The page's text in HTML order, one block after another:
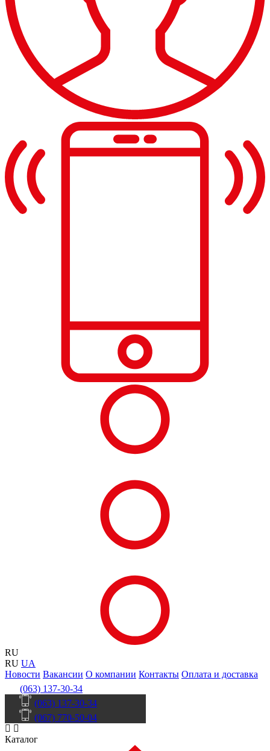
RU
RU UA
Новости Вакансии О компании Контакты Оплата и доставка
(063) 137-30-34
(063) 137-30-34
(067) 770-50-04
Каталог